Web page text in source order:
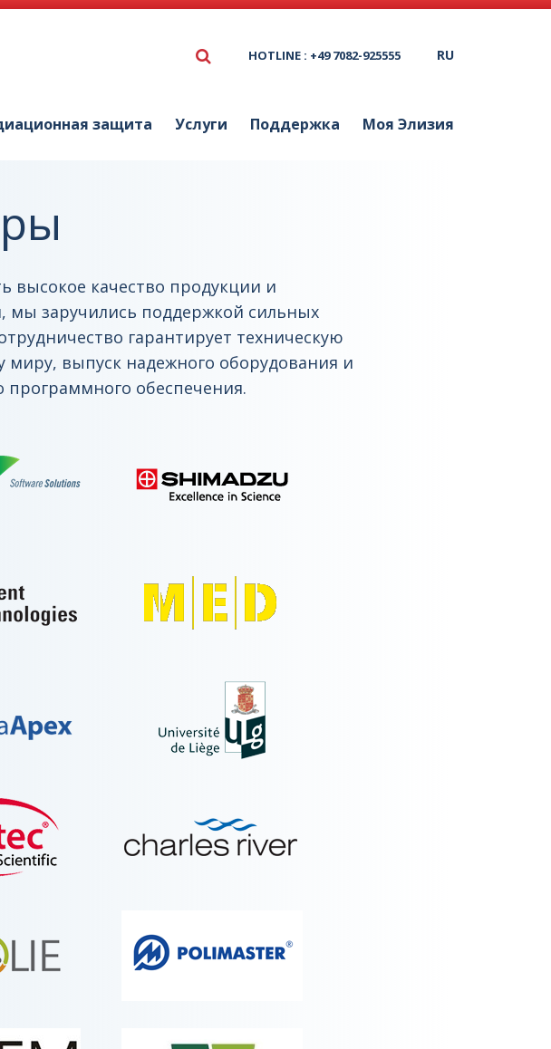
HOTLINE : +49 7082-925555 RU
защита Услуги Поддержка Моя Элизия
высокое качество продукции и
мы заручились поддержкой сильных
гарантирует техническую
миру, выпуск надежного оборудования и
программного обеспечения.